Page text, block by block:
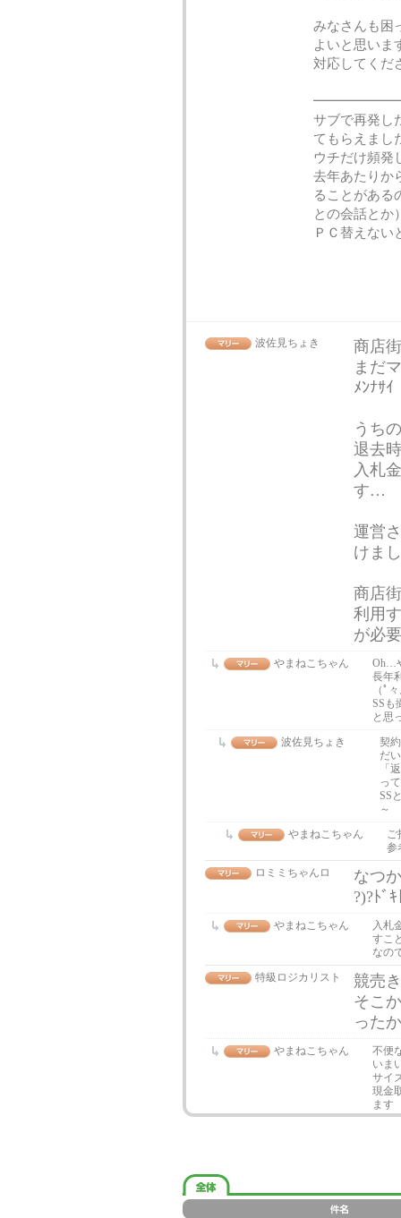
みなさんも困
よいと思いま
対応してくだ
サブで再発し
てもらえまし
ウチだけ頻発
去年あたりか
ることがある
との会話とか
ＰＣ替えない
波佐見ちょき
商店
まだ
ﾒﾝﾅｻｲ
うち
退去
入札
す…
運営
けま
商店
利用
が必
やまねこちゃん
Oh…
長年
（ﾟ
SSも
と思
波佐見ちょき
契
だ
「
っ
SS
～
やまねこちゃん
ご
参
ロミミちゃんロ
なつ
?)?ﾄﾞ
やまねこちゃん
入札
すこ
なの
特級ロジカリスト
競売
そこ
った
やまねこちゃん
不便
いま
サイ
現金
ます